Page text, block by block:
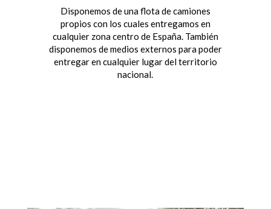
Disponemos de una flota de camiones
propios con los cuales entregamos en
cualquier zona centro de España. También
disponemos de medios externos para poder
entregar en cualquier lugar del territorio
nacional.